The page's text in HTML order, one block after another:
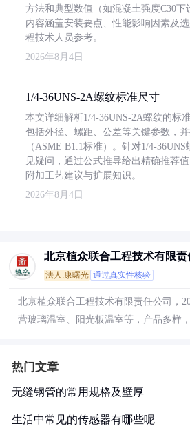
方法和典型数值（如混凝土强度C30下
内容涵盖安装要点、性能影响因素及
程技术人员参考。
2026年8月4日
1/4-36UNS-2A螺纹标准尺寸
本文详细解析1/4-36UNS-2A螺纹的标
包括外径、螺距、公差等关键参数，
（ASME B1.1标准）。针对1/4-
见疑问，通过公式推导给出精确推荐
附加工艺建议与扩展知识。
2026年8月4日
北京植众联合工程技术有限责
法人:康曙光 通过真实性核验
北京植众联合工程技术有限责任公司，
营玻璃温室、阳光板温室等，产品多样，
热门文章
无缝钢管的常用规格及壁厚
生活中常见的传感器有哪些呢